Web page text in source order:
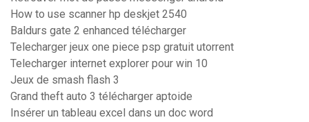
How to use scanner hp deskjet 2540
Baldurs gate 2 enhanced télécharger
Telecharger jeux one piece psp gratuit utorrent
Telecharger internet explorer pour win 10
Jeux de smash flash 3
Grand theft auto 3 télécharger aptoide
Insérer un tableau excel dans un doc word